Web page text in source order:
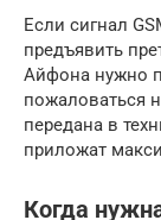
Если сигнал
предъявить
Айфона нужно
пожаловаться
передана в
приложат
Когда